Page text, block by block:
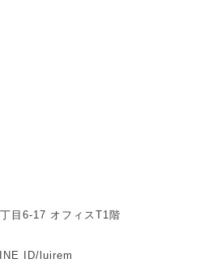
目6-17 オフィスT1階
ID/luirem